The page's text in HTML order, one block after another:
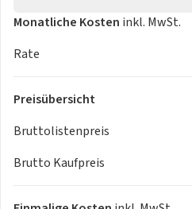
* Drehstromgenerator 50 A
* Dreipunkt-
Fahrgeräuschs)
* Einstellbare
, anklapp- und beheizbare
* Elektrische
Monatliche Kosten inkl. MwSt.
Rate
Preisübersicht
Bruttolistenpreis
Brutto Kaufpreis